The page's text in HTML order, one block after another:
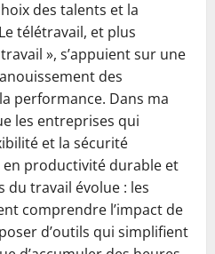
des talents et la
télétravail, et plus
», s’appuient sur une
des
performance. Dans ma
les entreprises qui
et la sécurité
productivité durable et
du travail évolue : les
comprendre l’impact de
d’outils qui simplifient